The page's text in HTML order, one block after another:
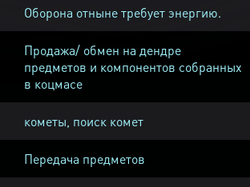
Оборона отныне требует энергию.
Продажа/ обмен на дендре
предметов и компонентов собранных
в коцмасе
кометы, поиск комет
Передача предметов